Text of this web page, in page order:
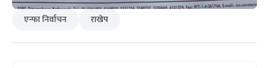
एन्फा निर्वाचन राखेप